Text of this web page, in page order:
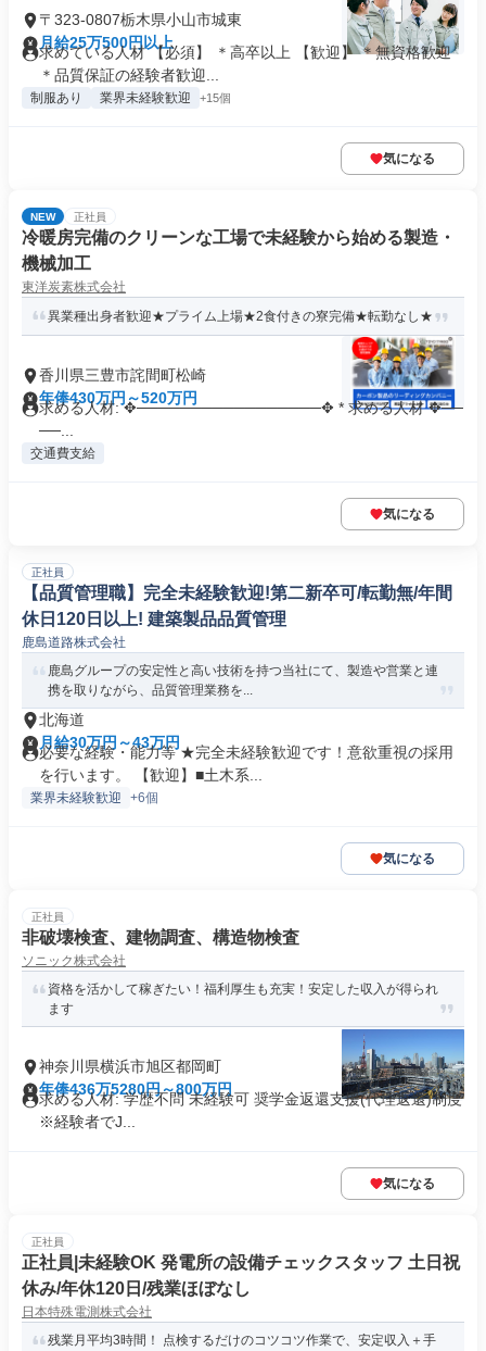
〒323-0807栃木県小山市城東
月給25万500円以上
求めている人材 【必須】 ＊高卒以上 【歓迎】 ＊無資格歓迎
＊品質保証の経験者歓迎...
制服あり 業界未経験歓迎 +15個
気になる
NEW 正社員
冷暖房完備のクリーンな工場で未経験から始める製造・
機械加工
東洋炭素株式会社
異業種出身者歓迎★プライム上場★2食付きの寮完備★転勤なし★
香川県三豊市詫間町松崎
年俸430万円～520万円
求める人材: ✥─────────────────✥ * 求める人材 ✥──
──...
交通費支給
気になる
正社員
【品質管理職】完全未経験歓迎!第二新卒可/転勤無/年間
休日120日以上! 建築製品品質管理
鹿島道路株式会社
鹿島グループの安定性と高い技術を持つ当社にて、製造や営業と連
携を取りながら、品質管理業務を...
北海道
月給30万円～43万円
必要な経験・能力等 ★完全未経験歓迎です！意欲重視の採用
を行います。 【歓迎】■土木系...
業界未経験歓迎 +6個
気になる
正社員
非破壊検査、建物調査、構造物検査
ソニック株式会社
資格を活かして稼ぎたい！福利厚生も充実！安定した収入が得られ
ます
神奈川県横浜市旭区都岡町
年俸436万5280円～800万円
求める人材: 学歴不問 未経験可 奨学金返還支援(代理返還)制度
※経験者でJ...
気になる
正社員
正社員|未経験OK 発電所の設備チェックスタッフ 土日祝
休み/年休120日/残業ほぼなし
日本特殊電測株式会社
残業月平均3時間！ 点検するだけのコツコツ作業で、安定収入＋手